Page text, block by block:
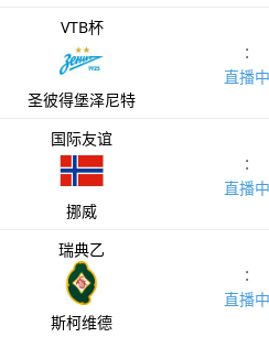
VTB杯
圣彼得堡泽尼特
:
直播中
国际友谊
挪威
:
直播中
瑞典乙
斯柯维德
:
直播中